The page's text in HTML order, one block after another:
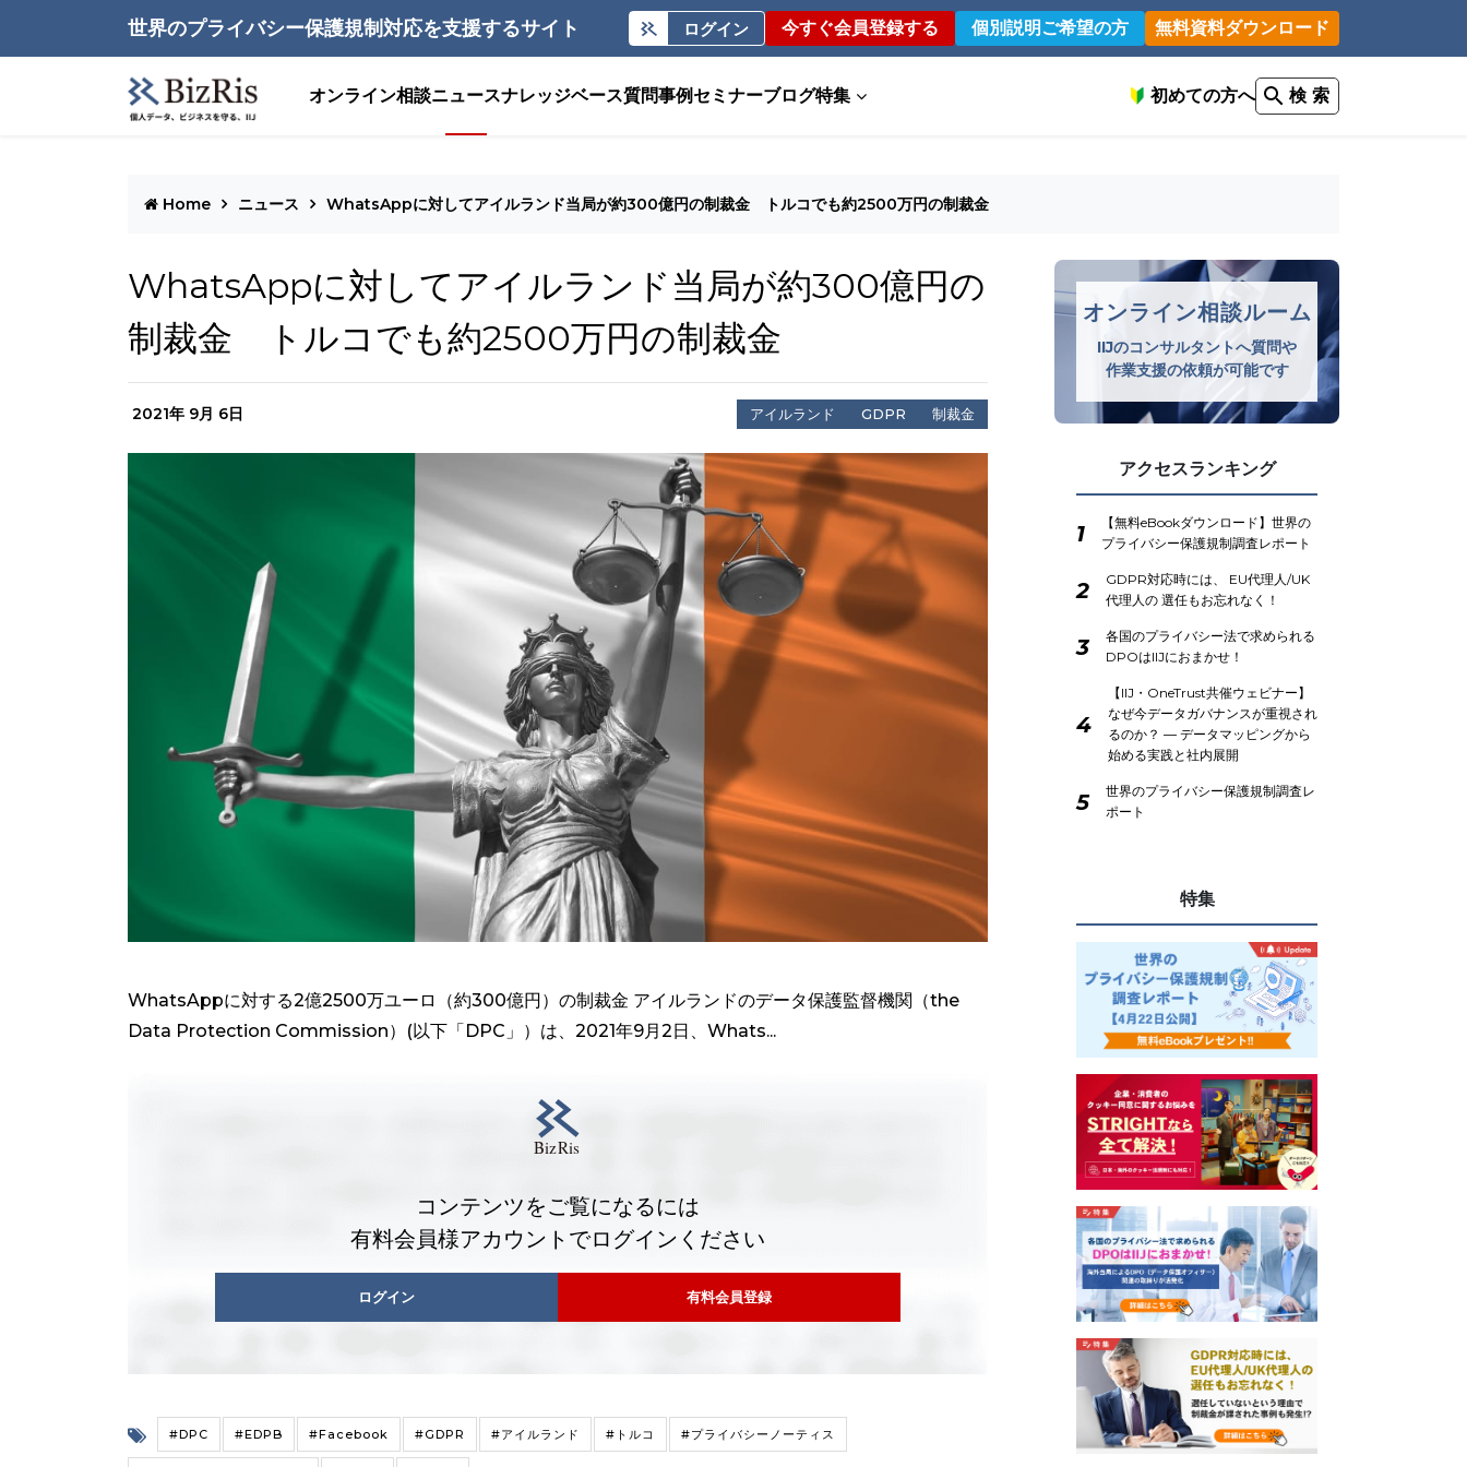
世界のプライバシー保護規制対応を支援するサイト ログイン 今すぐ会員登録する 個別説明ご希望の方 無料資料ダウンロード
オンライン相談ニュースナレッジベース質問事例 セミナーブログ特集 初めての方へ 検 索
Home ニュース WhatsAppに対してアイルランド当局が約300億円の制裁金 トルコでも約2500万円の制裁金
WhatsAppに対してアイルランド当局が約300億円の
制裁金 トルコでも約2500万円の制裁金
2021年 9月 6日 アイルランド GDPR 制裁金
WhatsAppに対する2億2500万ユーロ（約300億円）の制裁金 アイルランドのデータ保護監督機関（the
Data Protection Commission）(以下「DPC」）は、2021年9月2日、Whats...
コンテンツをご覧になるには
有料会員様アカウントでログインください
ログイン 有料会員登録
#DPC #EDPB #Facebook #GDPR #アイルランド #トルコ #プライバシーノーティス
オンライン相談ルーム
IIJのコンサルタントへ質問や
作業支援の依頼が可能です
アクセスランキング
1
【無料eBookダウンロード】世界の
プライバシー保護規制調査レポート
2
GDPR対応時には、 EU代理人/UK
代理人の 選任もお忘れなく！
3
各国のプライバシー法で求められる
DPOはIIJにおまかせ！
4
【IIJ・OneTrust共催ウェビナー】
なぜ今データガバナンスが重視され
るのか？ ― データマッピングから
始める実践と社内展開
5
世界のプライバシー保護規制調査レ
ポート
特集